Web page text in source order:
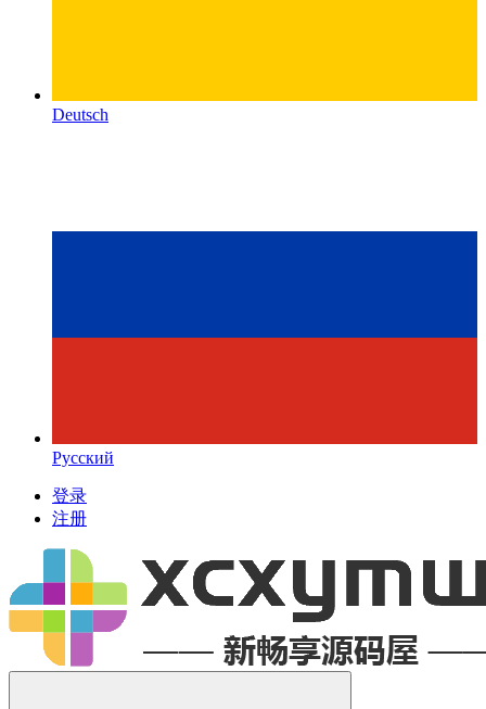
Deutsch
Русский
登录
注册